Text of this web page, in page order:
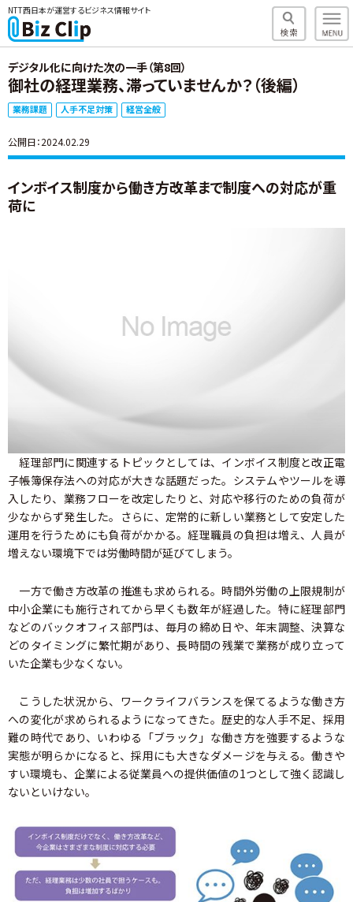
NTT西日本が運営するビジネス情報サイト
デジタル化に向けた次の一手（第8回）
御社の経理業務、滞っていませんか？（後編）
業務課題 人手不足対策 経営全般
公開日：2024.02.29
インボイス制度から働き方改革まで制度への対応が重
荷に
経理部門に関連するトピックとしては、インボイス制度と改正電
子帳簿保存法への対応が大きな話題だった。システムやツールを導
入したり、業務フローを改定したりと、対応や移行のための負荷が
少なからず発生した。さらに、定常的に新しい業務として安定した
運用を行うためにも負荷がかかる。経理職員の負担は増え、人員が
増えない環境下では労働時間が延びてしまう。
一方で働き方改革の推進も求められる。時間外労働の上限規制が
中小企業にも施行されてから早くも数年が経過した。特に経理部門
などのバックオフィス部門は、毎月の締め日や、年末調整、決算な
どのタイミングに繁忙期があり、長時間の残業で業務が成り立って
いた企業も少なくない。
こうした状況から、ワークライフバランスを保てるような働き方
への変化が求められるようになってきた。歴史的な人手不足、採用
難の時代であり、いわゆる「ブラック」な働き方を強要するような
実態が明らかになると、採用にも大きなダメージを与える。働きや
すい環境も、企業による従業員への提供価値の1つとして強く認識し
ないといけない。